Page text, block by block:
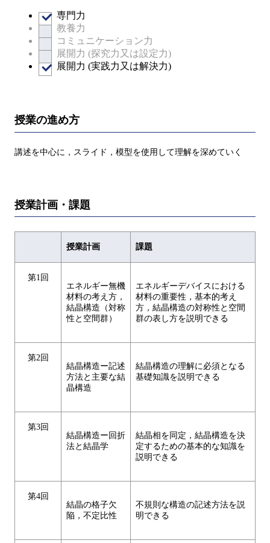
専門力
教養力
コミュニケーション力
展開力 (探究力又は設定力)
展開力 (実践力又は解決力)
授業の進め方
講述を中心に，スライド，模型を使用して理解を深めていく
授業計画・課題
授業計画 課題
第1回
エネルギー無機
材料の考え方，
結晶構造（対称
性と空間群）
エネルギーデバイスにおける
材料の重要性，基本的考え
方，結晶構造の対称性と空間
群の表し方を説明できる
第2回
結晶構造ー記述
方法と主要な結
晶構造
結晶構造の理解に必須となる
基礎知識を説明できる
第3回
結晶構造ー回折
法と結晶学
結晶相を同定，結晶構造を決
定するための基本的な知識を
説明できる
第4回
結晶の格子欠
陥，不定比性
不規則な構造の記述方法を説
明できる